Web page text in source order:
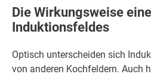
Die Wirkungsweise
Induktionsfeldes
Optisch unterscheiden sich
von anderen Kochfeldern. Auch